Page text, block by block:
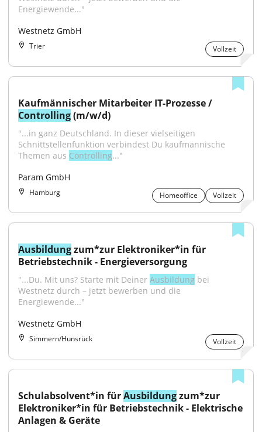
Energiewende..."
Westnetz GmbH
Trier Vollzeit
Controlling (m/w/d)
"...in ganz Deutschland. In dieser vielseitigen
Schnittstellenfunktion verbindest Du kaufmännische
Themen aus Controlling..."
Param GmbH
Hamburg Homeoffice Vollzeit
Ausbildung zum*zur Elektroniker*in für
Betriebstechnik - Energieversorgung
"...Du. Mit uns? Starte mit Deiner Ausbildung bei
Westnetz durch – jetzt bewerben und die
Energiewende..."
Westnetz GmbH
Simmern/Hunsrück Vollzeit
Schulabsolvent*in für Ausbildung zum*zur
Elektroniker*in für Betriebstechnik - Elektrische
Anlagen & Geräte